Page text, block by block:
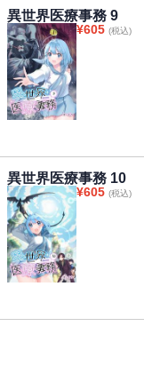
異世界医療事務 9
¥605 (税込)
異世界医療事務 10
¥605 (税込)